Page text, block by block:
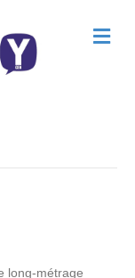
M
e
long-métrage